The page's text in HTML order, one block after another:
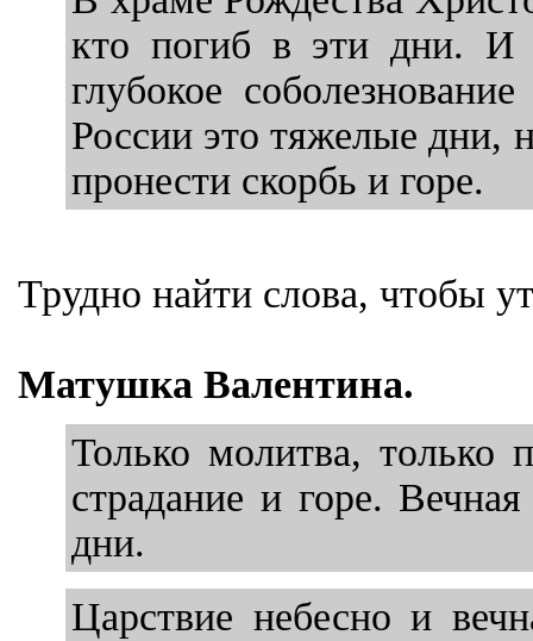
кто погиб в эти дни. И
глубокое
России это тяжелые
пронести скорбь и горе.
Трудно найти слова, чтобы
Матушка Валентина.
Только молитва, только
страдание и горе.
дни.
Царствие небесно и